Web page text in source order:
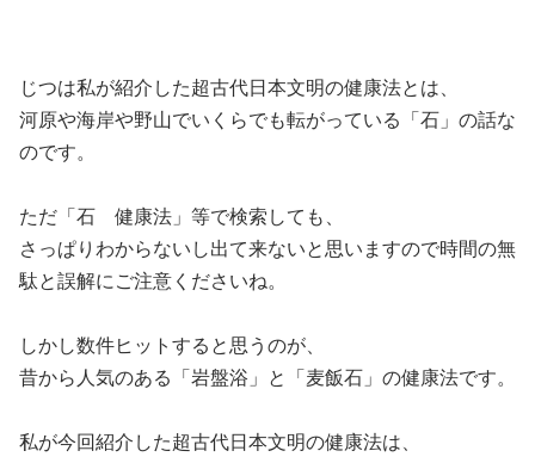
じつは私が紹介した超古代日本文明の健康法とは、
河原や海岸や野山でいくらでも転がっている「石」の話な
のです。
ただ「石 健康法」等で検索しても、
さっぱりわからないし出て来ないと思いますので時間の無
駄と誤解にご注意くださいね。
しかし数件ヒットすると思うのが、
昔から人気のある「岩盤浴」と「麦飯石」の健康法です。
私が今回紹介した超古代日本文明の健康法は、